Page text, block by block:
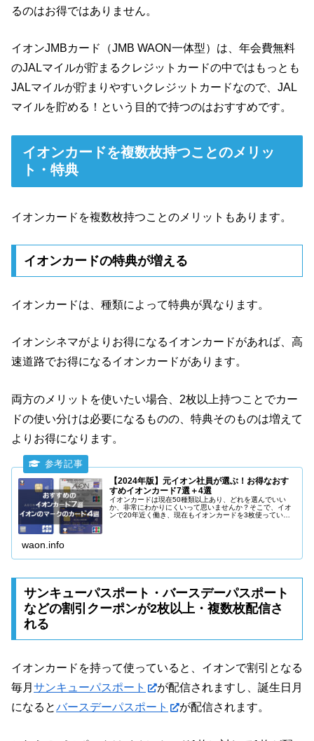
るのはお得ではありません。
イオンJMBカード（JMB WAON一体型）は、年会費無料
のJALマイルが貯まるクレジットカードの中ではもっとも
JALマイルが貯まりやすいクレジットカードなので、JAL
マイルを貯める！という目的で持つのはおすすめです。
イオンカードを複数枚持つことのメリッ
ト・特典
イオンカードを複数枚持つことのメリットもあります。
イオンカードの特典が増える
イオンカードは、種類によって特典が異なります。
イオンシネマがよりお得になるイオンカードがあれば、高
速道路でお得になるイオンカードがあります。
両方のメリットを使いたい場合、2枚以上持つことでカー
ドの使い分けは必要になるものの、特典そのものは増えて
よりお得になります。
【2024年版】元イオン社員が選ぶ！お得なおす
すめイオンカード7選＋4選
イオンカードは現在50種類以上あり、どれを選んでいい
か、非常にわかりにくいって思いませんか？そこで、イオ
ンで20年近く働き、現在もイオンカードを3枚使っている
waon.info
サンキューパスポート・バースデーパスポート
などの割引クーポンが2枚以上・複数枚配信さ
れる
イオンカードを持って使っていると、イオンで割引となる
毎月 サンキューパスポート
が配信されますし、誕生日月
になるとバースデーパスポート が配信されます。